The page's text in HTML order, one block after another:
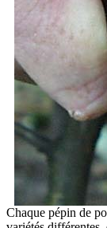
Chaque pépin de